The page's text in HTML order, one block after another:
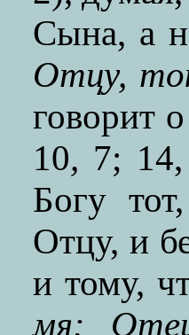
Сына, а
Отцу,
говорит
10, 7;
Богу
Отцу, и
и тому,
мя: